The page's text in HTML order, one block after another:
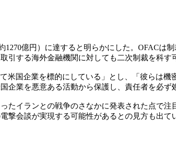
億円）に達すると明らかにした。OFACは
する海外金融機関に対しても二次制裁を科す
米国企業を標的にしている」とし、「彼らは
業を悪意ある活動から保護し、責任者を必ず
たイランとの戦争のさなかに発表された点で
撃会談が実現する可能性があるとの見方も出て